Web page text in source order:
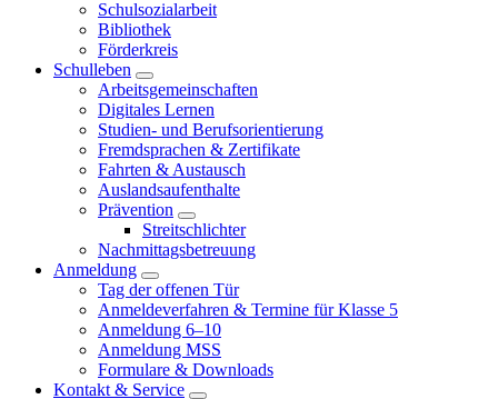
Schulsozialarbeit
Bibliothek
Förderkreis
Schulleben
Arbeitsgemeinschaften
Digitales Lernen
Studien- und Berufsorientierung
Fremdsprachen & Zertifikate
Fahrten & Austausch
Auslandsaufenthalte
Prävention
Streitschlichter
Nachmittagsbetreuung
Anmeldung
Tag der offenen Tür
Anmeldeverfahren & Termine für Klasse 5
Anmeldung 6–10
Anmeldung MSS
Formulare & Downloads
Kontakt & Service